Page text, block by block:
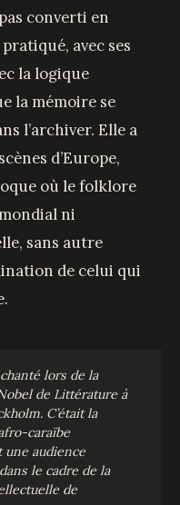
converti en
avec ses
la logique
la mémoire se
l’archiver. Elle a
d’Europe,
où le folklore
ni
sans autre
de celui qui
lors de la
de Littérature à
C’était la
caraïbe
audience
le cadre de la
de